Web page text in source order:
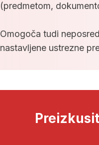
(predmetom,
Omogoča tudi
nastavljene ustrezne